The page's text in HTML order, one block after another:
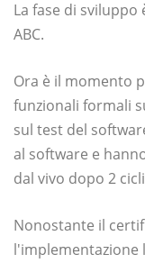
La fase di
ABC.
Ora è il momento
funzionali formali
sul test del
al software e
dal vivo dopo 2
Nonostante il
l'implementazione